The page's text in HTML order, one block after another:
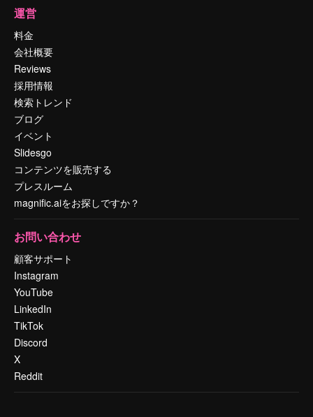
運営
料金
会社概要
Reviews
採用情報
検索トレンド
ブログ
イベント
Slidesgo
コンテンツを販売する
プレスルーム
magnific.aiをお探しですか？
お問い合わせ
顧客サポート
Instagram
YouTube
LinkedIn
TikTok
Discord
X
Reddit